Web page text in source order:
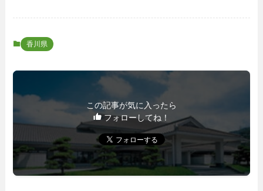
香川県
この記事が気に入ったら
フォローしてね！